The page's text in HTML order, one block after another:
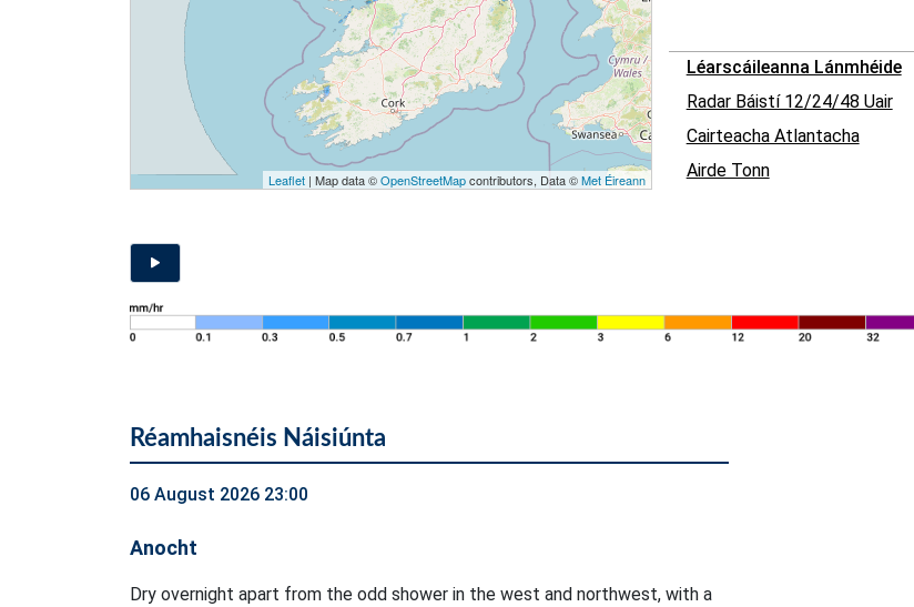
Leaflet| Map data ©OpenStreetMapcontributors, Data ©Met Éireann
Léarscáileanna Lánmhéide
Radar Báistí 12/24/48 Uair
Cairteacha Atlantacha
Airde Tonn
Réamhaisnéis Náisiúnta
06 August 2026 23:00
Anocht
Dry overnight apart from the odd shower in the west and northwest, with a